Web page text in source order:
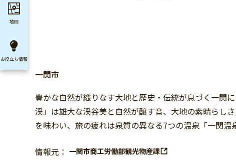
一関市
豊かな自然が織りなす大地と歴史・伝統が息づく一関
渓」は雄大な渓谷美と自然が醸す音、大地の素晴らし
を味わい、旅の疲れは泉質の異なる7つの温泉「一関温
情報元： 一関市商工労働部観光物産課
地図
お役立ち情報